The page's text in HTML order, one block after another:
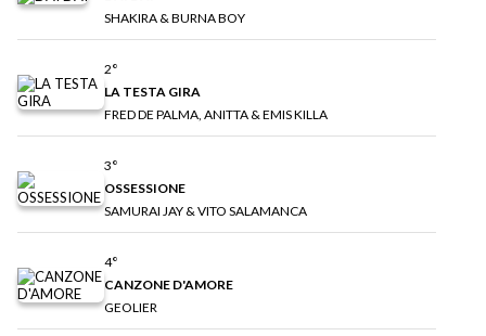
SHAKIRA & BURNA BOY
2°
LA TESTA GIRA
FRED DE PALMA, ANITTA & EMIS KILLA
3°
OSSESSIONE
SAMURAI JAY & VITO SALAMANCA
4°
CANZONE D'AMORE
GEOLIER